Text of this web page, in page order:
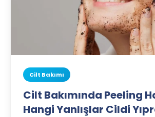
Cilt Bakımı
Cilt Bakımında Peeling
Hangi Yanlışlar Cildi